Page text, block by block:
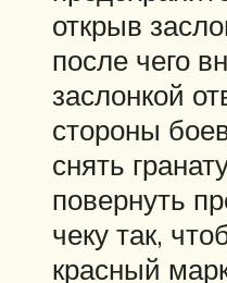
открыв
после чего
заслонкой
стороны
снять
повернуть
чеку так,
красный